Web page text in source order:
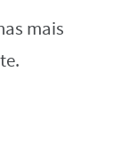
mais